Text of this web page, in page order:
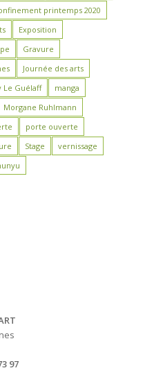
printemps 2020
Exposition
Gravure
Journée des arts
Le Guélaff
manga
Morgane Ruhlmann
porte ouverte
Stage
vernissage
97